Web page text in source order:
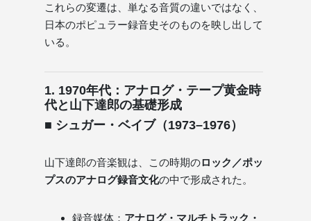
これらの変遷は、単なる音質の違いではなく、
日本のポピュラー録音史そのものを映し出して
いる。
1. 1970年代：アナログ・テープ黄金時
代と山下達郎の基礎形成
■ シュガー・ベイブ（1973–1976）
山下達郎の音楽観は、この時期のロック／ポッ
プスのアナログ録音文化の中で形成された。
録音媒体： アナログ・マルチトラック・